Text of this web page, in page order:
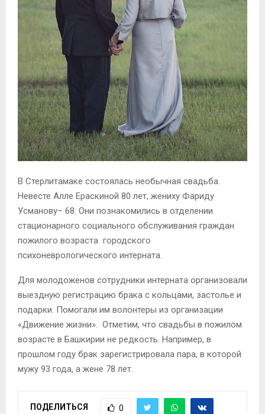
В Стерлитамаке состоялась необычная свадьба.
Невесте Алле Ераскиной 80 лет, жениху Фариду
Усманову– 68. Они познакомились в отделении
стационарного социального обслуживания граждан
пожилого возраста городского
психоневрологического интерната.
Для молодоженов сотрудники интерната организовали
выездную регистрацию брака с кольцами, застолье и
подарки. Помогали им волонтеры из организации
«Движение жизни». Отметим, что свадьбы в пожилом
возрасте в Башкирии не редкость. Например, в
прошлом году брак зарегистрировала пара, в которой
мужу 93 года, а жене 78 лет.
ПОДЕЛИТЬСЯ 0